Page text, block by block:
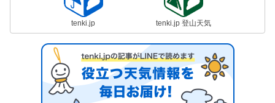
tenki.jp tenki.jp 登山天気